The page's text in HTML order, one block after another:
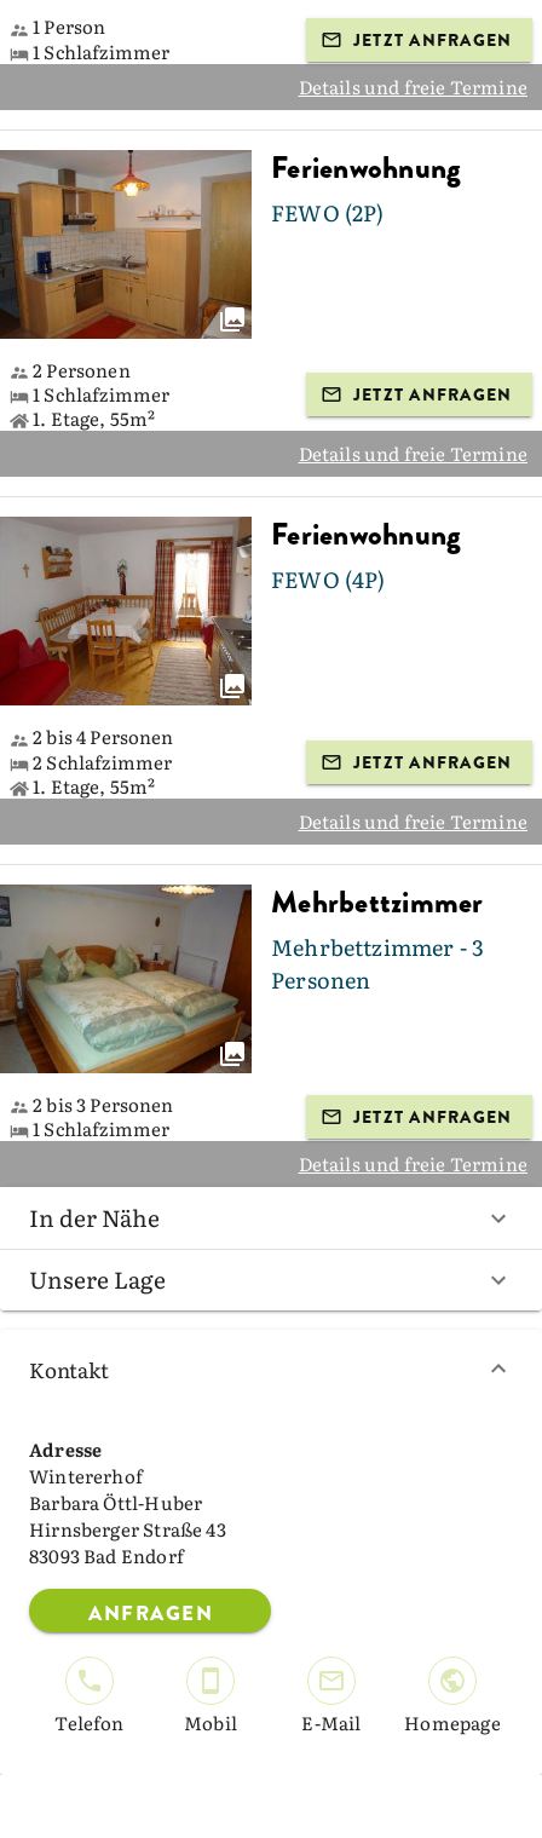
1 Person
1 Schlafzimmer
JETZT ANFRAGEN
Details und freie Termine
Ferienwohnung
FEWO (2P)
2 Personen
1 Schlafzimmer
1. Etage, 55m²
JETZT ANFRAGEN
Details und freie Termine
Ferienwohnung
FEWO (4P)
2 bis 4 Personen
2 Schlafzimmer
1. Etage, 55m²
JETZT ANFRAGEN
Details und freie Termine
Mehrbettzimmer
Mehrbettzimmer - 3
Personen
2 bis 3 Personen
1 Schlafzimmer
JETZT ANFRAGEN
Details und freie Termine
In der Nähe
Unsere Lage
Kontakt
Adresse
Wintererhof
Barbara Öttl-Huber
Hirnsberger Straße 43
83093 Bad Endorf
ANFRAGEN
Telefon Mobil E-Mail Homepage